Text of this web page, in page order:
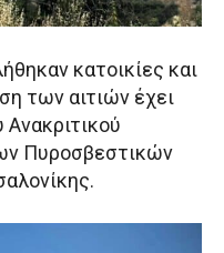
κατοικίες και
των αιτιών έχει
Ανακριτικού
Πυροσβεστικών